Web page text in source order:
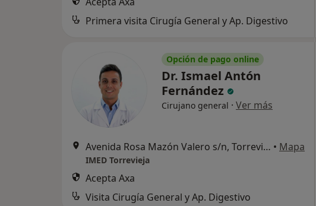
Primera visita Cirugía General y Ap. Digestivo
Opción de pago online
Dr. Ismael Antón
Fernández
Cirujano general · Ver más
Avenida Rosa Mazón Valero s/n, Torrevieja • Mapa
IMED Torrevieja
Acepta Axa
Visita Cirugía General y Ap. Digestivo